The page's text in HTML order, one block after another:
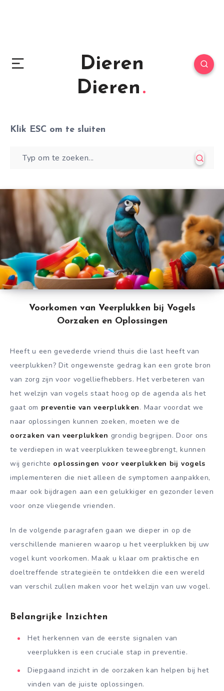
Dieren
Dieren
Klik ESC om te sluiten
Voorkomen van Veerplukken bij Vogels
Oorzaken en Oplossingen
Heeft u een gevederde vriend thuis die last heeft van
veerplukken? Dit ongewenste gedrag kan een grote bron
van zorg zijn voor vogelliefhebbers. Het verbeteren van
het welzijn van vogels staat hoog op de agenda als het
gaat om preventie van veerplukken. Maar voordat we
naar oplossingen kunnen zoeken, moeten we de
oorzaken van veerplukken grondig begrijpen. Door ons
te verdiepen in wat veerplukken teweegbrengt, kunnen
wij gerichte oplossingen voor veerplukken bij vogels
implementeren die niet alleen de symptomen aanpakken,
maar ook bijdragen aan een gelukkiger en gezonder leven
voor onze vliegende vrienden.
In de volgende paragrafen gaan we dieper in op de
verschillende manieren waarop u het veerplukken bij uw
vogel kunt voorkomen. Maak u klaar om praktische en
doeltreffende strategieën te ontdekken die een wereld
van verschil zullen maken voor het welzijn van uw vogel.
Belangrijke Inzichten
Het herkennen van de eerste signalen van
veerplukken is een cruciale stap in preventie.
Diepgaand inzicht in de oorzaken kan helpen bij het
vinden van de juiste oplossingen.